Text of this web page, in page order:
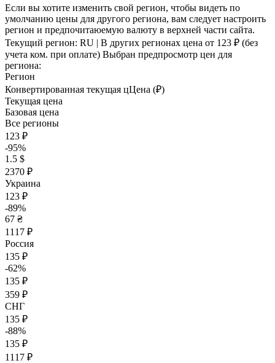
Если вы хотите изменить свой регион, чтобы видеть по
умолчанию цены для другого региона, вам следует настроить
регион и предпочитаюемую валюту в верхней части сайта.
Текущий регион: RU | В других регионах цена от 123 ₽ (без
учета ком. при оплате) Выбран предпросмотр цен для
региона:
Регион
Конвертированная текущая цЦена (₽)
Текущая цена
Базовая цена
Все регионы
123 ₽
-95%
1.5 $
2370 ₽
Украина
123 ₽
-89%
67 ₴
1117 ₽
Россия
135 ₽
-62%
135 ₽
359 ₽
СНГ
135 ₽
-88%
135 ₽
1117 ₽